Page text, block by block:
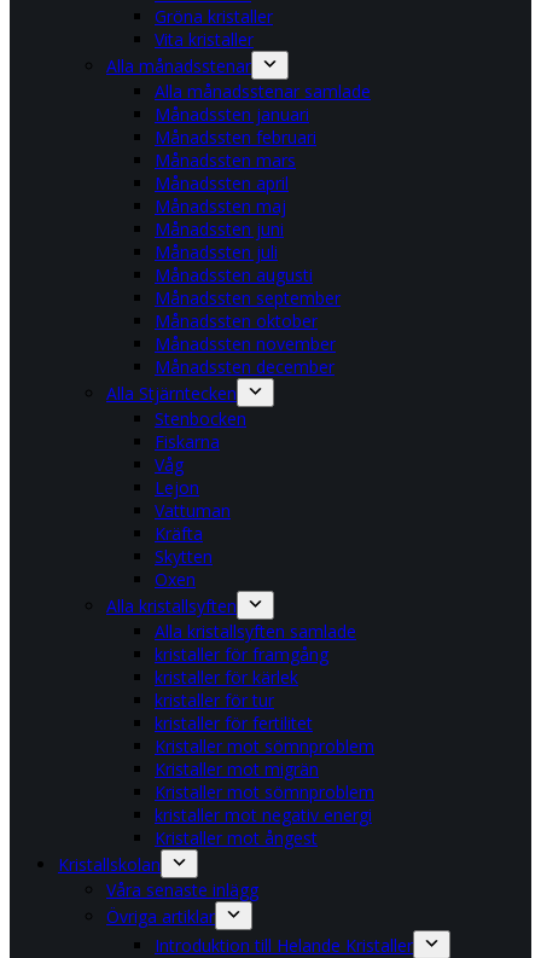
Gröna kristaller
Vita kristaller
Alla månadsstenar
Alla månadsstenar samlade
Månadssten januari
Månadssten februari
Månadssten mars
Månadssten april
Månadssten maj
Månadssten juni
Månadssten juli
Månadssten augusti
Månadssten september
Månadssten oktober
Månadssten november
Månadssten december
Alla Stjärntecken
Stenbocken
Fiskarna
Våg
Lejon
Vattuman
Kräfta
Skytten
Oxen
Alla kristallsyften
Alla kristallsyften samlade
kristaller för framgång
kristaller för kärlek
kristaller för tur
kristaller för fertilitet
Kristaller mot sömnproblem
Kristaller mot migrän
Kristaller mot sömnproblem
kristaller mot negativ energi
Kristaller mot ångest
Kristallskolan
Våra senaste inlägg
Övriga artiklar
Introduktion till Helande Kristaller